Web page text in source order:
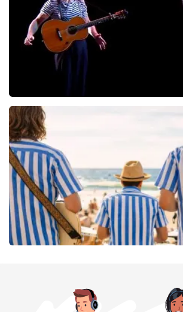
BESTEL NU
Ashton Brothers
115
BESTEL NU
BESTEL NU